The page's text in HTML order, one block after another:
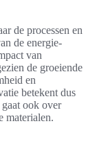
de processen en
de energie-
van
de groeiende
en
betekent dus
gaat ook over
materialen.